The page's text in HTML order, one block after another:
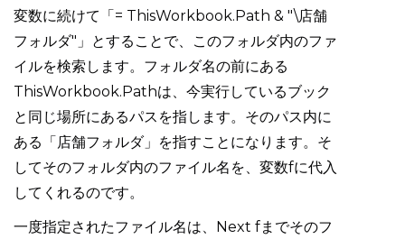
変数に続けて「= ThisWorkbook.Path & "\店舗
フォルダ"」とすることで、このフォルダ内のファ
イルを検索します。フォルダ名の前にある
ThisWorkbook.Pathは、今実行しているブック
と同じ場所にあるパスを指します。そのパス内に
ある「店舗フォルダ」を指すことになります。そ
してそのフォルダ内のファイル名を、変数fに代入
してくれるのです。
一度指定されたファイル名は、Next fまでそのフ